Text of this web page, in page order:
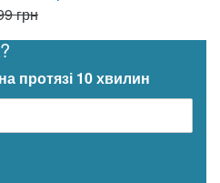
грн
на протязі 10 хвилин